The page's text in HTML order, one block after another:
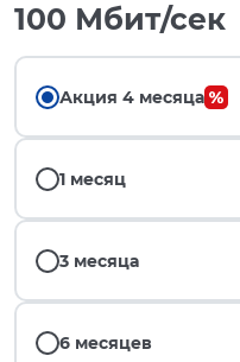
100 Мбит/сек
Акция 4 месяца
1 месяц
3 месяца
6 месяцев